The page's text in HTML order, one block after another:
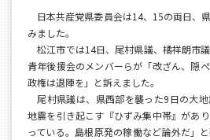
日本共産党県委員会は14、15の両日、
みました。
松江市では14日、尾村県議、橘祥朗市議
青年後援会のメンバーらが「改ざん、隠
政権は退陣を」と訴えました。
尾村県議は、県西部を襲った9日の大
地震を引き起こす『ひずみ集中帯』があ
っている。島根原発の稼働など論外だ」